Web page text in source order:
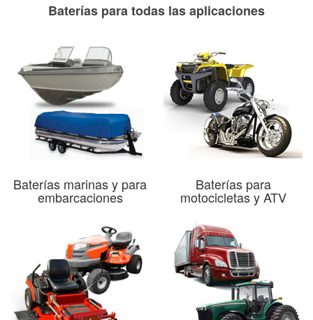
Baterías para todas las aplicaciones
Baterías marinas y para
embarcaciones
Baterías para
motocicletas y ATV